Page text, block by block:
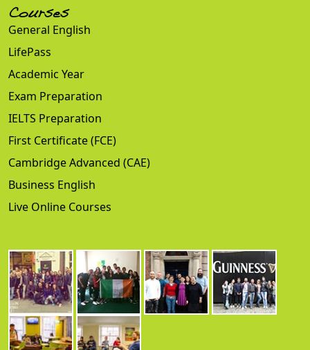
Courses
General English
LifePass
Academic Year
Exam Preparation
IELTS Preparation
First Certificate (FCE)
Cambridge Advanced (CAE)
Business English
Live Online Courses